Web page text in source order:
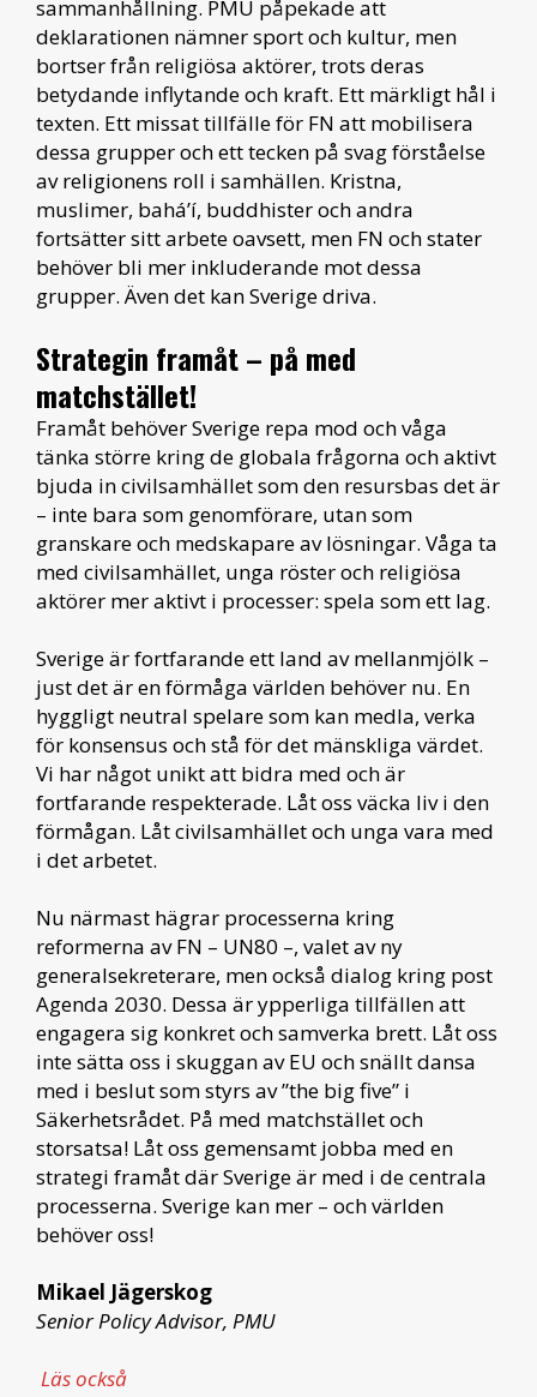
sammanhållning. PMU påpekade att
deklarationen nämner sport och kultur, men
bortser från religiösa aktörer, trots deras
betydande inflytande och kraft. Ett märkligt hål i
texten. Ett missat tillfälle för FN att mobilisera
dessa grupper och ett tecken på svag förståelse
av religionens roll i samhällen. Kristna,
muslimer, bahá’í, buddhister och andra
fortsätter sitt arbete oavsett, men FN och stater
behöver bli mer inkluderande mot dessa
grupper. Även det kan Sverige driva.
Strategin framåt – på med
matchstället!
Framåt behöver Sverige repa mod och våga
tänka större kring de globala frågorna och aktivt
bjuda in civilsamhället som den resursbas det är
– inte bara som genomförare, utan som
granskare och medskapare av lösningar. Våga ta
med civilsamhället, unga röster och religiösa
aktörer mer aktivt i processer: spela som ett lag.
Sverige är fortfarande ett land av mellanmjölk –
just det är en förmåga världen behöver nu. En
hyggligt neutral spelare som kan medla, verka
för konsensus och stå för det mänskliga värdet.
Vi har något unikt att bidra med och är
fortfarande respekterade. Låt oss väcka liv i den
förmågan. Låt civilsamhället och unga vara med
i det arbetet.
Nu närmast hägrar processerna kring
reformerna av FN – UN80 –, valet av ny
generalsekreterare, men också dialog kring post
Agenda 2030. Dessa är ypperliga tillfällen att
engagera sig konkret och samverka brett. Låt oss
inte sätta oss i skuggan av EU och snällt dansa
med i beslut som styrs av ”the big five” i
Säkerhetsrådet. På med matchstället och
storsatsa! Låt oss gemensamt jobba med en
strategi framåt där Sverige är med i de centrala
processerna. Sverige kan mer – och världen
behöver oss!
Mikael Jägerskog
Senior Policy Advisor, PMU
Läs också